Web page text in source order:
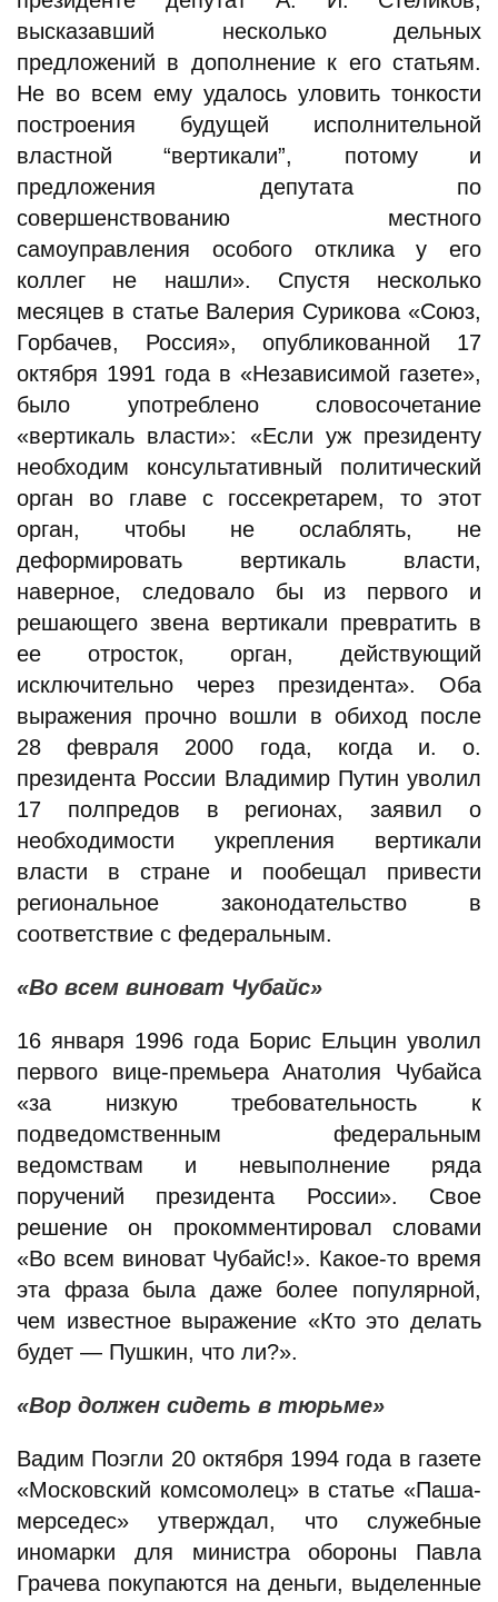
высказавший несколько дельных
предложений в дополнение к его статьям.
Не во всем ему удалось уловить тонкости
построения будущей исполнительной
властной “вертикали”, потому и
предложения депутата по
совершенствованию местного
самоуправления особого отклика у его
коллег не нашли». Спустя несколько
месяцев в статье Валерия Сурикова «Союз,
Горбачев, Россия», опубликованной 17
октября 1991 года в «Независимой газете»,
было употреблено словосочетание
«вертикаль власти»: «Если уж президенту
необходим консультативный политический
орган во главе с госсекретарем, то этот
орган, чтобы не ослаблять, не
деформировать вертикаль власти,
наверное, следовало бы из первого и
решающего звена вертикали превратить в
ее отросток, орган, действующий
исключительно через президента». Оба
выражения прочно вошли в обиход после
28 февраля 2000 года, когда и. о.
президента России Владимир Путин уволил
17 полпредов в регионах, заявил о
необходимости укрепления вертикали
власти в стране и пообещал привести
региональное законодательство в
соответствие с федеральным.
«Во всем виноват Чубайс»
16 января 1996 года Борис Ельцин уволил
первого вице-премьера Анатолия Чубайса
«за низкую требовательность к
подведомственным федеральным
ведомствам и невыполнение ряда
поручений президента России». Свое
решение он прокомментировал словами
«Во всем виноват Чубайс!». Какое-то время
эта фраза была даже более популярной,
чем известное выражение «Кто это делать
будет — Пушкин, что ли?».
«Вор должен сидеть в тюрьме»
Вадим Поэгли 20 октября 1994 года в газете
«Московский комсомолец» в статье «Паша-
мерседес» утверждал, что служебные
иномарки для министра обороны Павла
Грачева покупаются на деньги, выделенные